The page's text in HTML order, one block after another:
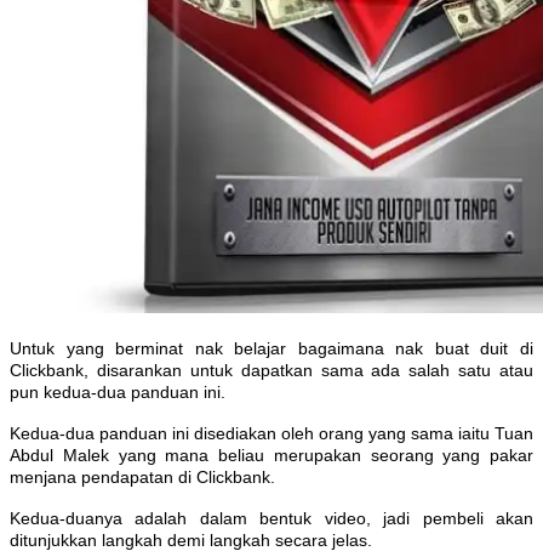
Untuk yang berminat nak belajar bagaimana nak buat duit di
Clickbank, disarankan untuk dapatkan sama ada salah satu atau
pun kedua-dua panduan ini.
Kedua-dua panduan ini disediakan oleh orang yang sama iaitu Tuan
Abdul Malek yang mana beliau merupakan seorang yang pakar
menjana pendapatan di Clickbank.
Kedua-duanya adalah dalam bentuk video, jadi pembeli akan
ditunjukkan langkah demi langkah secara jelas.